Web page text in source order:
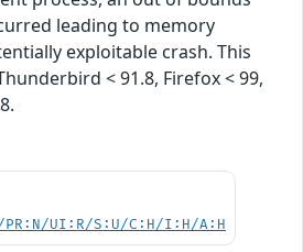
leading to memory
exploitable crash. This
< 91.8, Firefox < 99,
PR:N/UI:R/S:U/C:H/I:H/A:H